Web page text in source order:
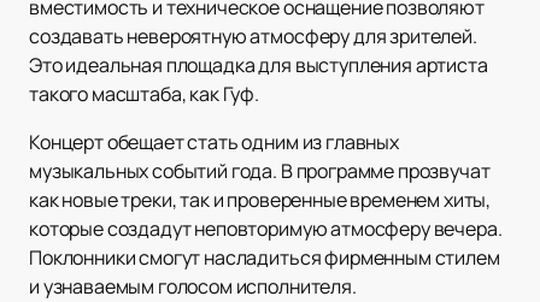
вместимость и техническое оснащение позволяют
создавать невероятную атмосферу для зрителей.
Это идеальная площадка для выступления артиста
такого масштаба, как Гуф.
Концерт обещает стать одним из главных
музыкальных событий года. В программе прозвучат
как новые треки, так и проверенные временем хиты,
которые создадут неповторимую атмосферу вечера.
Поклонники смогут насладиться фирменным стилем
и узнаваемым голосом исполнителя.